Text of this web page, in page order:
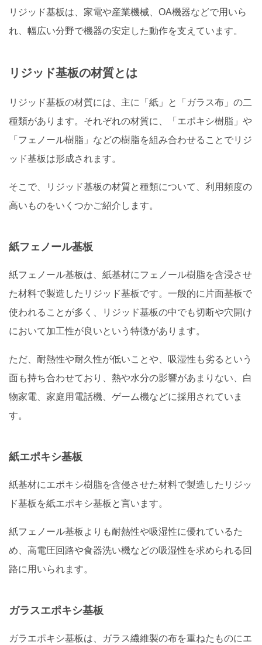
リジッド基板は、家電や産業機械、OA機器などで用いら
れ、幅広い分野で機器の安定した動作を支えています。
リジッド基板の材質とは
リジッド基板の材質には、主に「紙」と「ガラス布」の二
種類があります。それぞれの材質に、「エポキシ樹脂」や
「フェノール樹脂」などの樹脂を組み合わせることでリジ
ッド基板は形成されます。
そこで、リジッド基板の材質と種類について、利用頻度の
高いものをいくつかご紹介します。
紙フェノール基板
紙フェノール基板は、紙基材にフェノール樹脂を含浸させ
た材料で製造したリジッド基板です。一般的に片面基板で
使われることが多く、リジッド基板の中でも切断や穴開け
において加工性が良いという特徴があります。
ただ、耐熱性や耐久性が低いことや、吸湿性も劣るという
面も持ち合わせており、熱や水分の影響があまりない、白
物家電、家庭用電話機、ゲーム機などに採用されていま
す。
紙エポキシ基板
紙基材にエポキシ樹脂を含侵させた材料で製造したリジッ
ド基板を紙エポキシ基板と言います。
紙フェノール基板よりも耐熱性や吸湿性に優れているた
め、高電圧回路や食器洗い機などの吸湿性を求められる回
路に用いられます。
ガラスエポキシ基板
ガラエポキシ基板は、ガラス繊維製の布を重ねたものにエ